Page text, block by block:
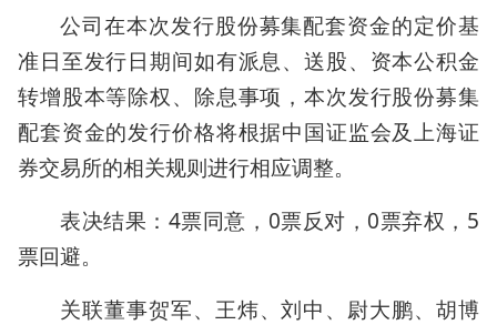
公司在本次发行股份募集配套资金的定价基
准日至发行日期间如有派息、送股、资本公积金
转增股本等除权、除息事项，本次发行股份募集
配套资金的发行价格将根据中国证监会及上海证
券交易所的相关规则进行相应调整。
表决结果：4票同意，0票反对，0票弃权，5
票回避。
关联董事贺军、王炜、刘中、尉大鹏、胡博